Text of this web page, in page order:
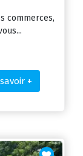
commerces,
+